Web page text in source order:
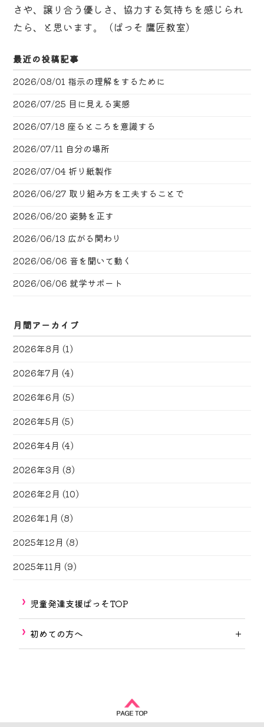
さや、譲り合う優しさ、協力する気持ちを感じられ
たら、と思います。（ぱっそ 鷹匠教室）
最近の投稿記事
2026/08/01 指示の理解をするために
2026/07/25 目に見える実感
2026/07/18 座るところを意識する
2026/07/11 自分の場所
2026/07/04 折り紙製作
2026/06/27 取り組み方を工夫することで
2026/06/20 姿勢を正す
2026/06/13 広がる関わり
2026/06/06 音を聞いて動く
2026/06/06 就学サポート
月間アーカイブ
2026年8月 (1)
2026年7月 (4)
2026年6月 (5)
2026年5月 (5)
2026年4月 (4)
2026年3月 (8)
2026年2月 (10)
2026年1月 (8)
2025年12月 (8)
2025年11月 (9)
児童発達支援ぱっそTOP
初めての方へ